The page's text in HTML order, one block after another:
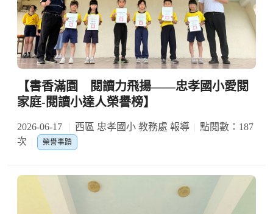
【書香滿園 閱讀力飛揚——忠孝國小愛閱
家庭-閱讀小達人榮譽榜】
2026-06-17 西區 忠孝國小 教務處 報導
點閱數：187
次
榮譽事蹟